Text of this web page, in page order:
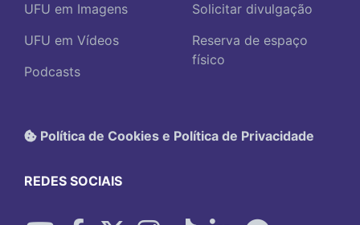
UFU em Imagens
UFU em Vídeos
Podcasts
Solicitar divulgação
Reserva de espaço
físico
Política de Cookies e Política de Privacidade
REDES SOCIAIS